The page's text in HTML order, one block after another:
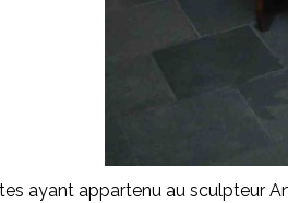
ayant appartenu au sculpteur